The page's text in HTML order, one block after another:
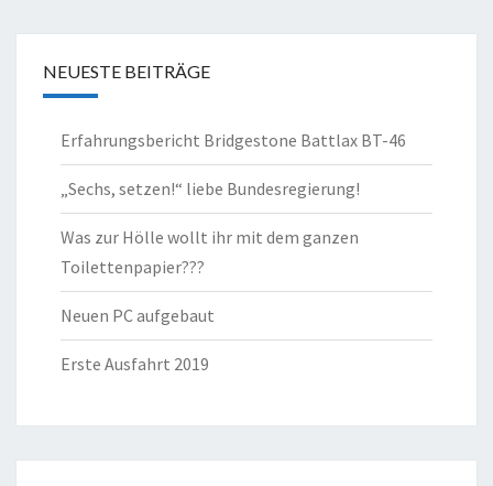
NEUESTE BEITRÄGE
Erfahrungsbericht Bridgestone Battlax BT-46
„Sechs, setzen!“ liebe Bundesregierung!
Was zur Hölle wollt ihr mit dem ganzen
Toilettenpapier???
Neuen PC aufgebaut
Erste Ausfahrt 2019